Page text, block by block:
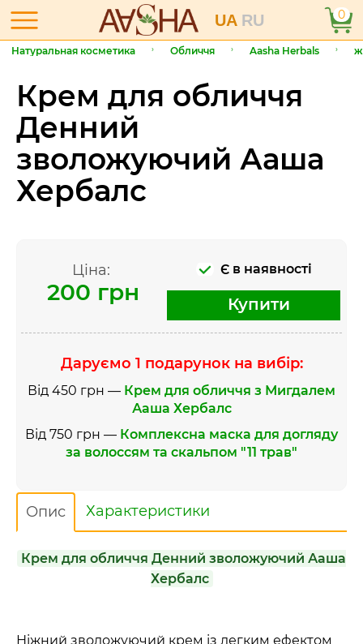
UA RU 0
Натуральная косметика Обличчя Aasha Herbals
Крем для обличчя
Денний
зволожуючий Ааша
Хербалс
Ціна:
200 грн
Є в наявності
Купити
Даруємо 1 подарунок на вибір:
Від 450 грн — Крем для обличчя з Мигдалем
Ааша Хербалс
Від 750 грн — Комплексна маска для догляду
за волоссям та скальпом "11 трав"
Опис Характеристики
Крем для обличчя Денний зволожуючий Ааша
Хербалс
Ніжний зволожуючий крем із легким ефектом